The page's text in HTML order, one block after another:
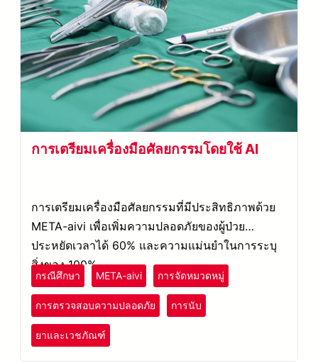
การเตรียมเครื่องมือศัลยกรรมโดยใช้ AI
การเตรียมเครื่องมือศัลยกรรมที่มีประสิทธิภาพด้วย
META-aivi เพื่อเพิ่มความปลอดภัยของผู้ป่วย
ประหยัดเวลาได้ 60% และความแม่นยำในการระบุ
สิ่งของ 100%
กรณีศึกษา META-aivi การจัดหมวดหมู่
การตรวจสอบความปลอดภัย การนับ
ยาและเวชภัณฑ์